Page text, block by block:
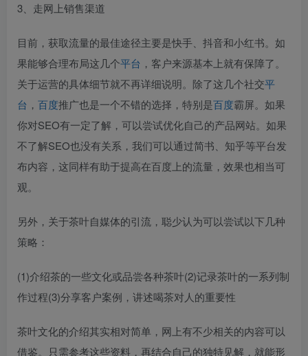
3、走网上销售渠道
目前，获取流量的最佳途径主要是快手、抖音和小红书。如
果能够合理布局这几个平台 ，客户来源基本上就有保障了。
关于运营的具体细节就不再详细说明。除了这几个社交平
台 ， 百度推广也是一个不错的选择，特别是百度霸屏。如果
你对SEO有一定了解，可以尝试优化自己的产品网站。如果
不了解SEO也没有关系，我们可以通过简书、知乎等平台发
布内容，这同样有助于提高在百度上的流量，效果也相当可
观。
另外，关于茶叶自媒体的引流，聪少认为可以尝试以下几种
策略：
(1)介绍茶的一些文化或品尝各种茶叶(2)记录茶叶的一系列制
作过程(3)分享客户案例，讲述喝茶对人的重要性
茶叶文化的介绍其实相对简单，网上有不少相关的内容可以
借鉴。只需参考这些资料，再结合自己的独特见解，就能形